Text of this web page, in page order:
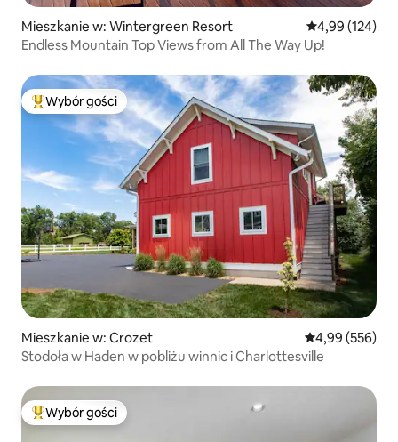
Mieszkanie w: Wintergreen Resort Średnia
4,99 (124)
Endless Mountain Top Views from All The Way Up!
Najpopularniejsze z kategorii Wybór gości
Wybór gości
Mieszkanie w: Crozet Średnia
4,99 (556)
Stodoła w Haden w pobliżu winnic i Charlottesville
Najpopularniejsze z kategorii Wybór gości
Wybór gości